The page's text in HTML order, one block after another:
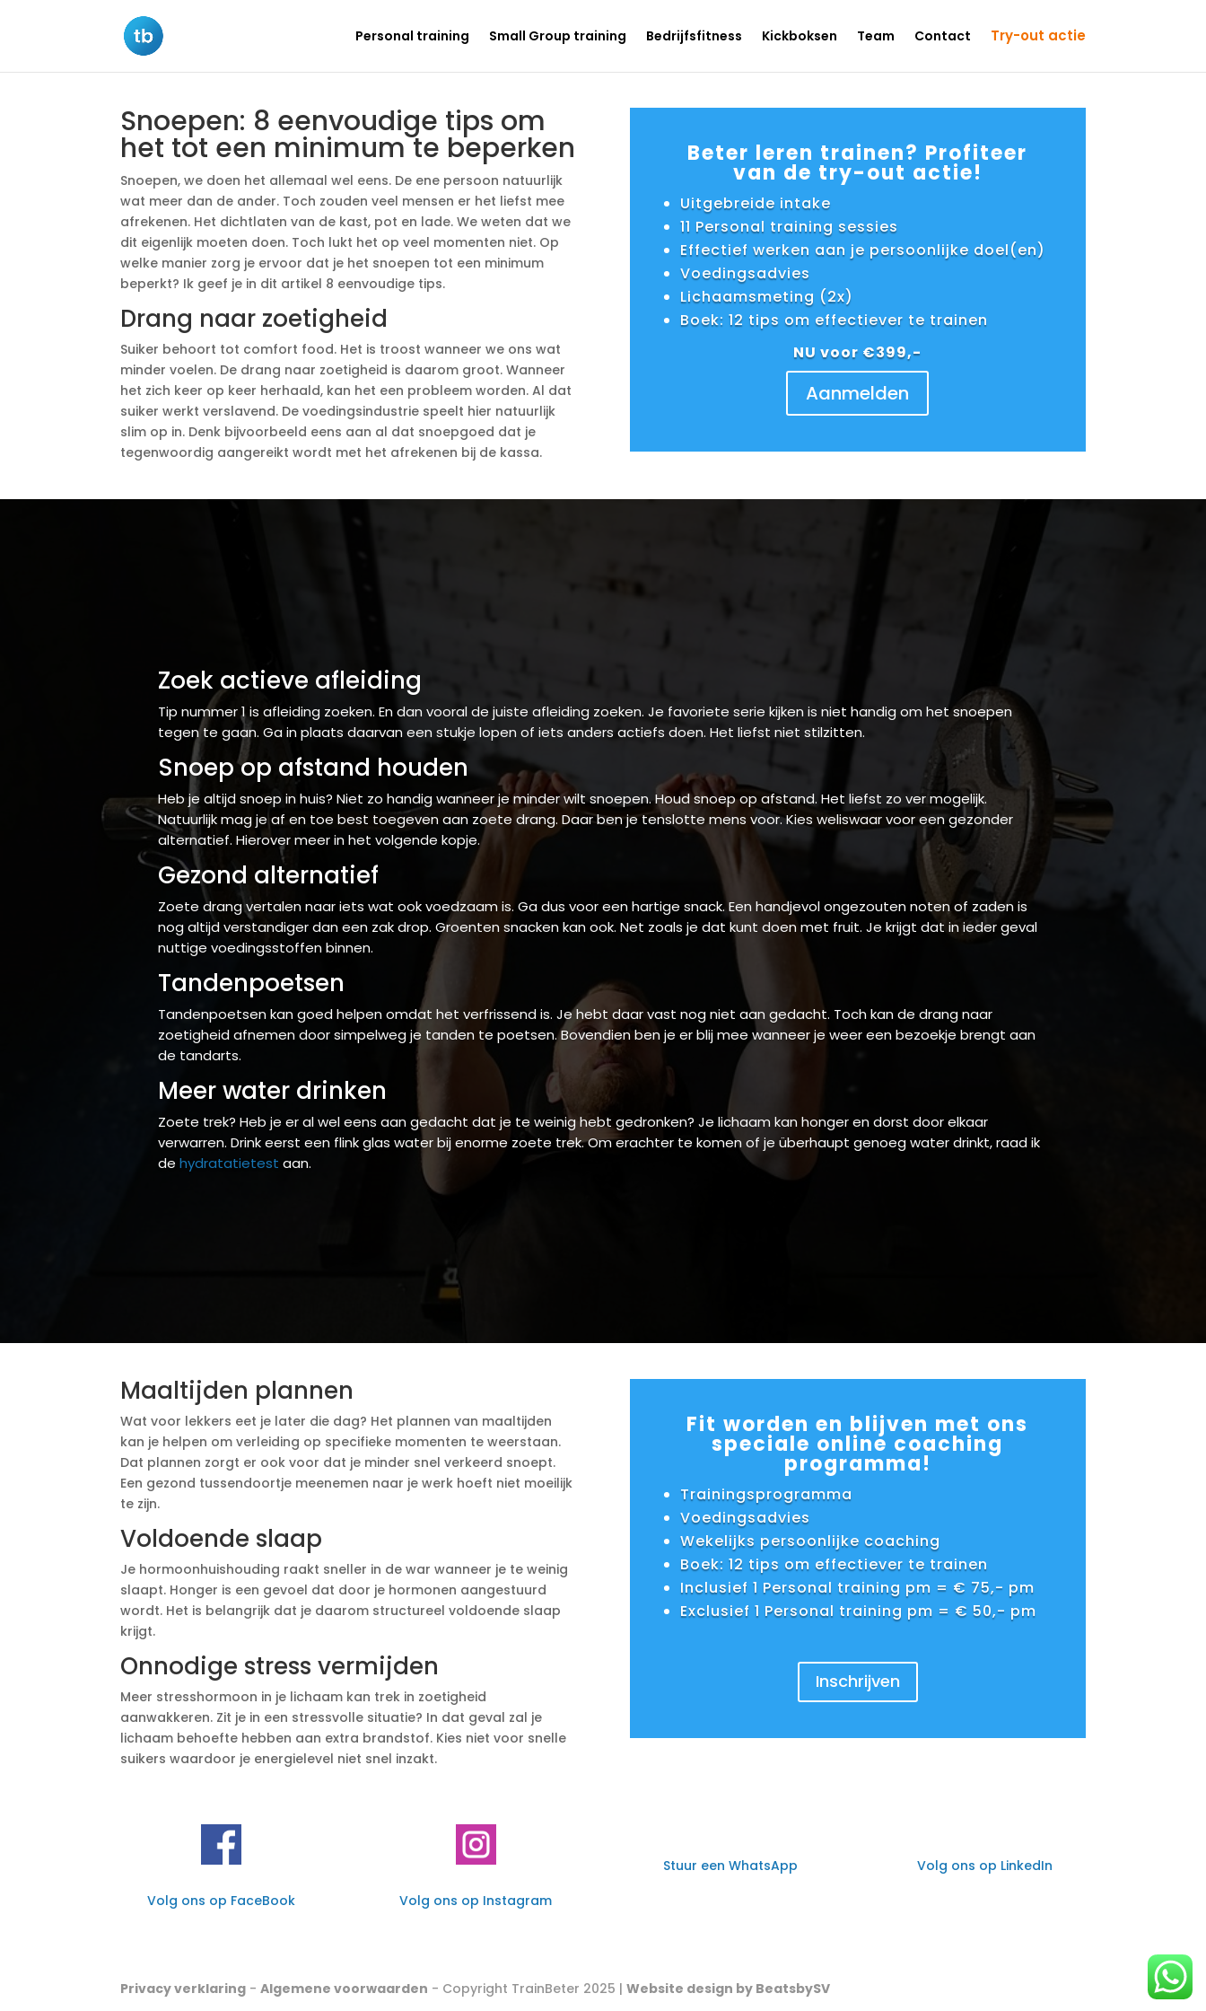
Personal training Small Group training Bedrijfsfitness Kickboksen Team Contact Try-out actie
Snoepen: 8 eenvoudige tips om
het tot een minimum te beperken
Snoepen, we doen het allemaal wel eens. De ene persoon natuurlijk
wat meer dan de ander. Toch zouden veel mensen er het liefst mee
afrekenen. Het dichtlaten van de kast, pot en lade. We weten dat we
dit eigenlijk moeten doen. Toch lukt het op veel momenten niet. Op
welke manier zorg je ervoor dat je het snoepen tot een minimum
beperkt? Ik geef je in dit artikel 8 eenvoudige tips.
Drang naar zoetigheid
Suiker behoort tot comfort food. Het is troost wanneer we ons wat
minder voelen. De drang naar zoetigheid is daarom groot. Wanneer
het zich keer op keer herhaald, kan het een probleem worden. Al dat
suiker werkt verslavend. De voedingsindustrie speelt hier natuurlijk
slim op in. Denk bijvoorbeeld eens aan al dat snoepgoed dat je
tegenwoordig aangereikt wordt met het afrekenen bij de kassa.
Beter leren trainen? Profiteer
van de try-out actie!
Uitgebreide intake
11 Personal training sessies
Effectief werken aan je persoonlijke doel(en)
Voedingsadvies
Lichaamsmeting (2x)
Boek: 12 tips om effectiever te trainen
NU voor €399,-
Aanmelden
Zoek actieve afleiding
Tip nummer 1 is afleiding zoeken. En dan vooral de juiste afleiding zoeken. Je favoriete serie kijken is niet handig om het snoepen
tegen te gaan. Ga in plaats daarvan een stukje lopen of iets anders actiefs doen. Het liefst niet stilzitten.
Snoep op afstand houden
Heb je altijd snoep in huis? Niet zo handig wanneer je minder wilt snoepen. Houd snoep op afstand. Het liefst zo ver mogelijk.
Natuurlijk mag je af en toe best toegeven aan zoete drang. Daar ben je tenslotte mens voor. Kies weliswaar voor een gezonder
alternatief. Hierover meer in het volgende kopje.
Gezond alternatief
Zoete drang vertalen naar iets wat ook voedzaam is. Ga dus voor een hartige snack. Een handjevol ongezouten noten of zaden is
nog altijd verstandiger dan een zak drop. Groenten snacken kan ook. Net zoals je dat kunt doen met fruit. Je krijgt dat in ieder geval
nuttige voedingsstoffen binnen.
Tandenpoetsen
Tandenpoetsen kan goed helpen omdat het verfrissend is. Je hebt daar vast nog niet aan gedacht. Toch kan de drang naar
zoetigheid afnemen door simpelweg je tanden te poetsen. Bovendien ben je er blij mee wanneer je weer een bezoekje brengt aan
de tandarts.
Meer water drinken
Zoete trek? Heb je er al wel eens aan gedacht dat je te weinig hebt gedronken? Je lichaam kan honger en dorst door elkaar
verwarren. Drink eerst een flink glas water bij enorme zoete trek. Om erachter te komen of je überhaupt genoeg water drinkt, raad ik
de hydratatietest aan.
Maaltijden plannen
Wat voor lekkers eet je later die dag? Het plannen van maaltijden
kan je helpen om verleiding op specifieke momenten te weerstaan.
Dat plannen zorgt er ook voor dat je minder snel verkeerd snoept.
Een gezond tussendoortje meenemen naar je werk hoeft niet moeilijk
te zijn.
Voldoende slaap
Je hormoonhuishouding raakt sneller in de war wanneer je te weinig
slaapt. Honger is een gevoel dat door je hormonen aangestuurd
wordt. Het is belangrijk dat je daarom structureel voldoende slaap
krijgt.
Onnodige stress vermijden
Meer stresshormoon in je lichaam kan trek in zoetigheid
aanwakkeren. Zit je in een stressvolle situatie? In dat geval zal je
lichaam behoefte hebben aan extra brandstof. Kies niet voor snelle
suikers waardoor je energielevel niet snel inzakt.
Fit worden en blijven met ons
speciale online coaching
programma!
Trainingsprogramma
Voedingsadvies
Wekelijks persoonlijke coaching
Boek: 12 tips om effectiever te trainen
Inclusief 1 Personal training pm = € 75,- pm
Exclusief 1 Personal training pm = € 50,- pm
Inschrijven
Volg ons op FaceBook Volg ons op Instagram
Stuur een WhatsApp Volg ons op LinkedIn
Privacy verklaring -Algemene voorwaarden - Copyright TrainBeter 2025 |Website design by BeatsbySV